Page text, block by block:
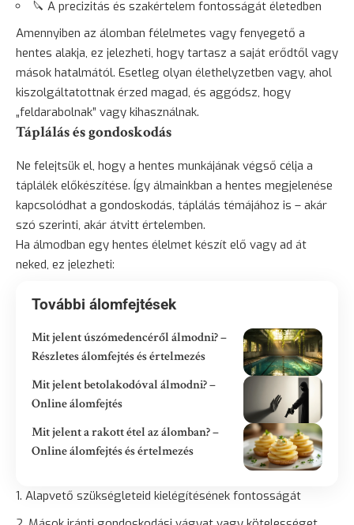
🔪 A precizitás és szakértelem fontosságát életedben
Amennyiben az álomban félelmetes vagy fenyegető a
hentes alakja, ez jelezheti, hogy tartasz a saját erődtől vagy
mások hatalmától. Esetleg olyan élethelyzetben vagy, ahol
kiszolgáltatottnak érzed magad, és aggódsz, hogy
„feldarabolnak” vagy kihasználnak.
Táplálás és gondoskodás
Ne felejtsük el, hogy a hentes munkájának végső célja a
táplálék előkészítése. Így álmainkban a hentes megjelenése
kapcsolódhat a gondoskodás, táplálás témájához is – akár
szó szerinti, akár átvitt értelemben.
Ha álmodban egy hentes élelmet készít elő vagy ad át
neked, ez jelezheti:
További álomfejtések
Mit jelent úszómedencéről álmodni? –
Részletes álomfejtés és értelmezés
Mit jelent betolakodóval álmodni? –
Online álomfejtés
Mit jelent a rakott étel az álomban? –
Online álomfejtés és értelmezés
Alapvető szükségleteid kielégítésének fontosságát